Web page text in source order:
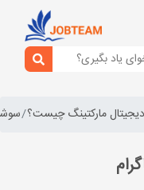
دیجیتال مارکتینگ چیست؟